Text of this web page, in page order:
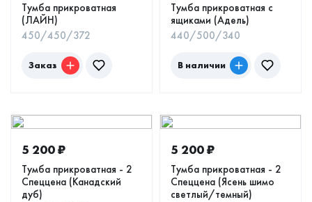
Тумба прикроватная
(ЛАЙН)
450/450/372
Заказ
Тумба прикроватная с
ящиками (Адель)
440/500/340
В наличии
5 200₽
Тумба прикроватная - 2
Спеццена (Канадский
дуб)
5 200₽
Тумба прикроватная - 2
Спеццена (Ясень шимо
светлый/темный)